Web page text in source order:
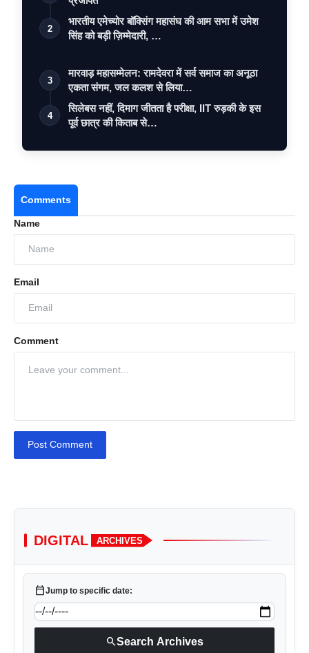
2
भारतीय एमेच्योर बॉक्सिंग महासंघ की आम सभा में उमेश
सिंह को बड़ी ज़िम्मेदारी, …
3
मारवाड़ महासम्मेलन: रामदेवरा में सर्व समाज का अनूठा
एकता संगम, जल कलश से लिया…
4
सिलेबस नहीं, दिमाग जीतता है परीक्षा, IIT रुड़की के इस
पूर्व छात्र की किताब से…
Comments
Name
Email
Comment
Post Comment
DIGITAL ARCHIVES
calendar_todayJump to specific date:
searchSearch Archives